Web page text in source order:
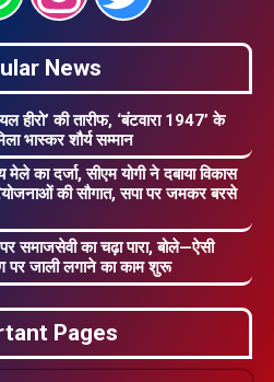
News
हीरो’ की तारीफ, ‘बंटवारा 1947’ के
भास्कर शौर्य सम्मान
मेले का दर्जा, सीएम योगी ने दबाया विकास
की सौगात, सपा पर जमकर बरसे
समाजसेवी का चढ़ा पारा, बोले—ऐसी
पर जाली लगाने का काम शुरू
Pages